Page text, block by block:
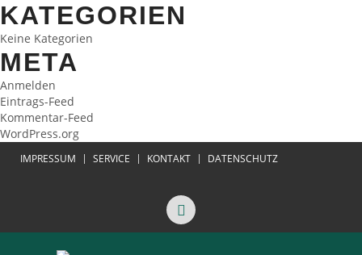
KATEGORIEN
Keine Kategorien
META
Anmelden
Eintrags-Feed
Kommentar-Feed
WordPress.org
IMPRESSUM SERVICE KONTAKT DATENSCHUTZ